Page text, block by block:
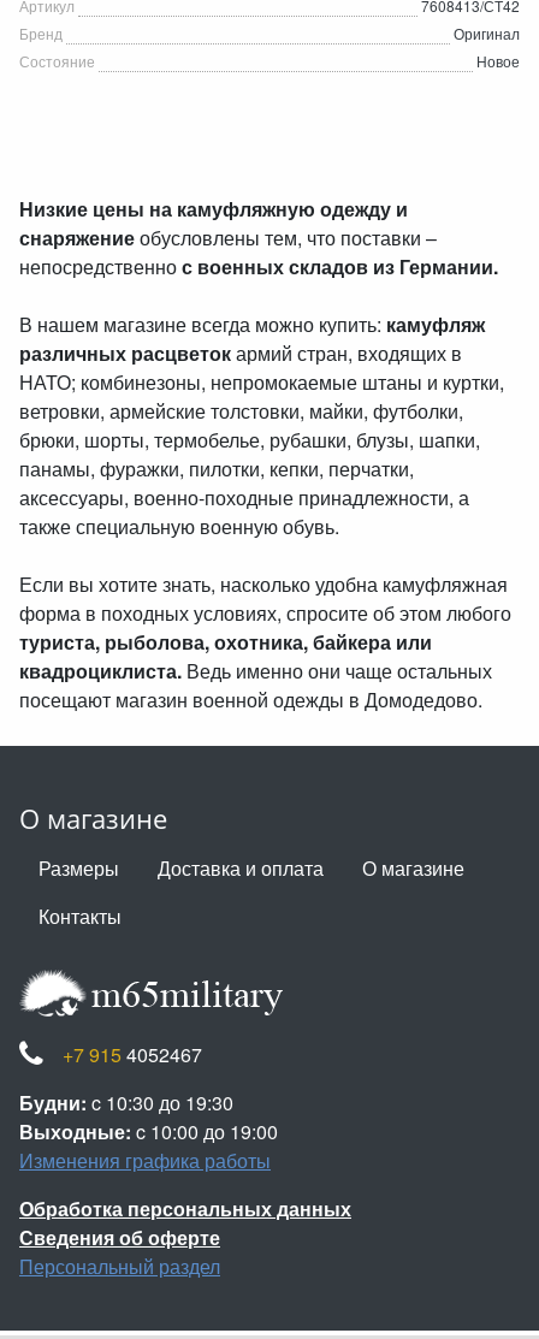
Артикул
7608413/СТ42
Бренд
Оригинал
Состояние
Новое
Низкие цены на камуфляжную одежду и
снаряжениеобусловлены тем, что поставки –
непосредственнос военных складов из Германии.
В нашем магазине всегда можно купить: камуфляж
различных расцветокармий стран, входящих в
НАТО; комбинезоны, непромокаемые штаны и куртки,
ветровки, армейские толстовки, майки, футболки,
брюки, шорты, термобелье, рубашки, блузы, шапки,
панамы, фуражки, пилотки, кепки, перчатки,
аксессуары, военно-походные принадлежности, а
также специальную военную обувь.
Если вы хотите знать, насколько удобна камуфляжная
форма в походных условиях, спросите об этом любого
туриста, рыболова, охотника, байкера или
квадроциклиста. Ведь именно они чаще остальных
посещают магазин военной одежды в Домодедово.
О магазине
Размеры Доставка и оплата
О магазине
Контакты
+7 915 4052467
Будни: c 10:30 до 19:30
Выходные: c 10:00 до 19:00
Изменения графика работы
Обработка персональных данных
Сведения об оферте
Персональный раздел